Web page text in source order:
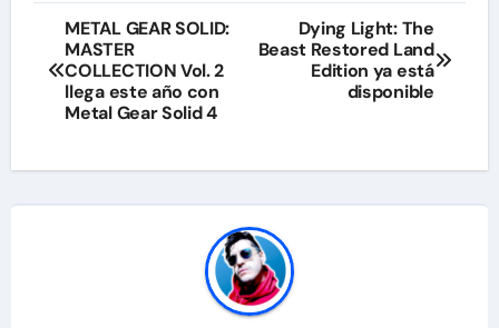
Navegación
de
entradas
METAL GEAR SOLID:
MASTER
COLLECTION Vol. 2
llega este año con
Metal Gear Solid 4
Dying Light: The
Beast Restored Land
Edition ya está
disponible